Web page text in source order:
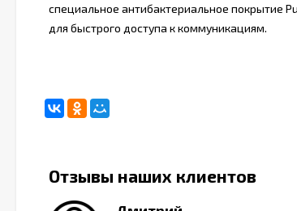
специальное антибактериальное покрытие
для быстрого доступа к коммуникациям.
Отзывы наших клиентов